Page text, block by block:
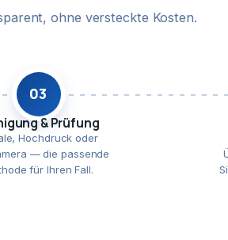
ohne versteckte Kosten.
03
& Prüfung
Hochdruck oder
— die passende
für Ihren Fall.